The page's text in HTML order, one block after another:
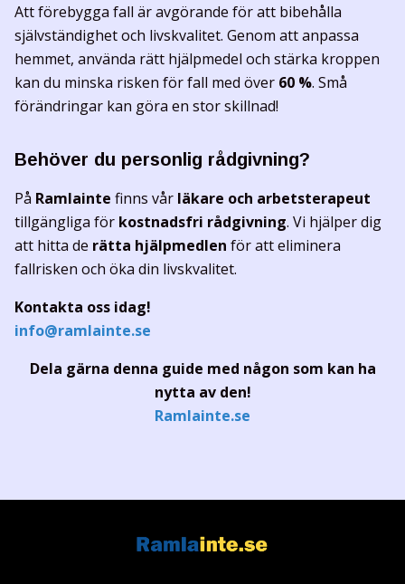
Att förebygga fall är avgörande för att bibehålla
självständighet och livskvalitet. Genom att anpassa
hemmet, använda rätt hjälpmedel och stärka kroppen
kan du minska risken för fall med över 60 %. Små
förändringar kan göra en stor skillnad!
Behöver du personlig rådgivning?
På Ramlainte finns vår läkare och arbetsterapeut
tillgängliga för kostnadsfri rådgivning. Vi hjälper dig
att hitta de rätta hjälpmedlen för att eliminera
fallrisken och öka din livskvalitet.
Kontakta oss idag!
info@ramlainte.se
Dela gärna denna guide med någon som kan ha
nytta av den!
Ramlainte.se